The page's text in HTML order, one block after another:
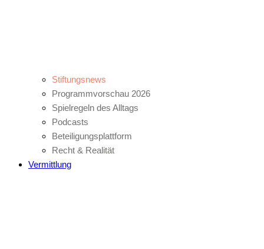
Stiftungsnews
Programmvorschau 2026
Spielregeln des Alltags
Podcasts
Beteiligungsplattform
Recht & Realität
Vermittlung